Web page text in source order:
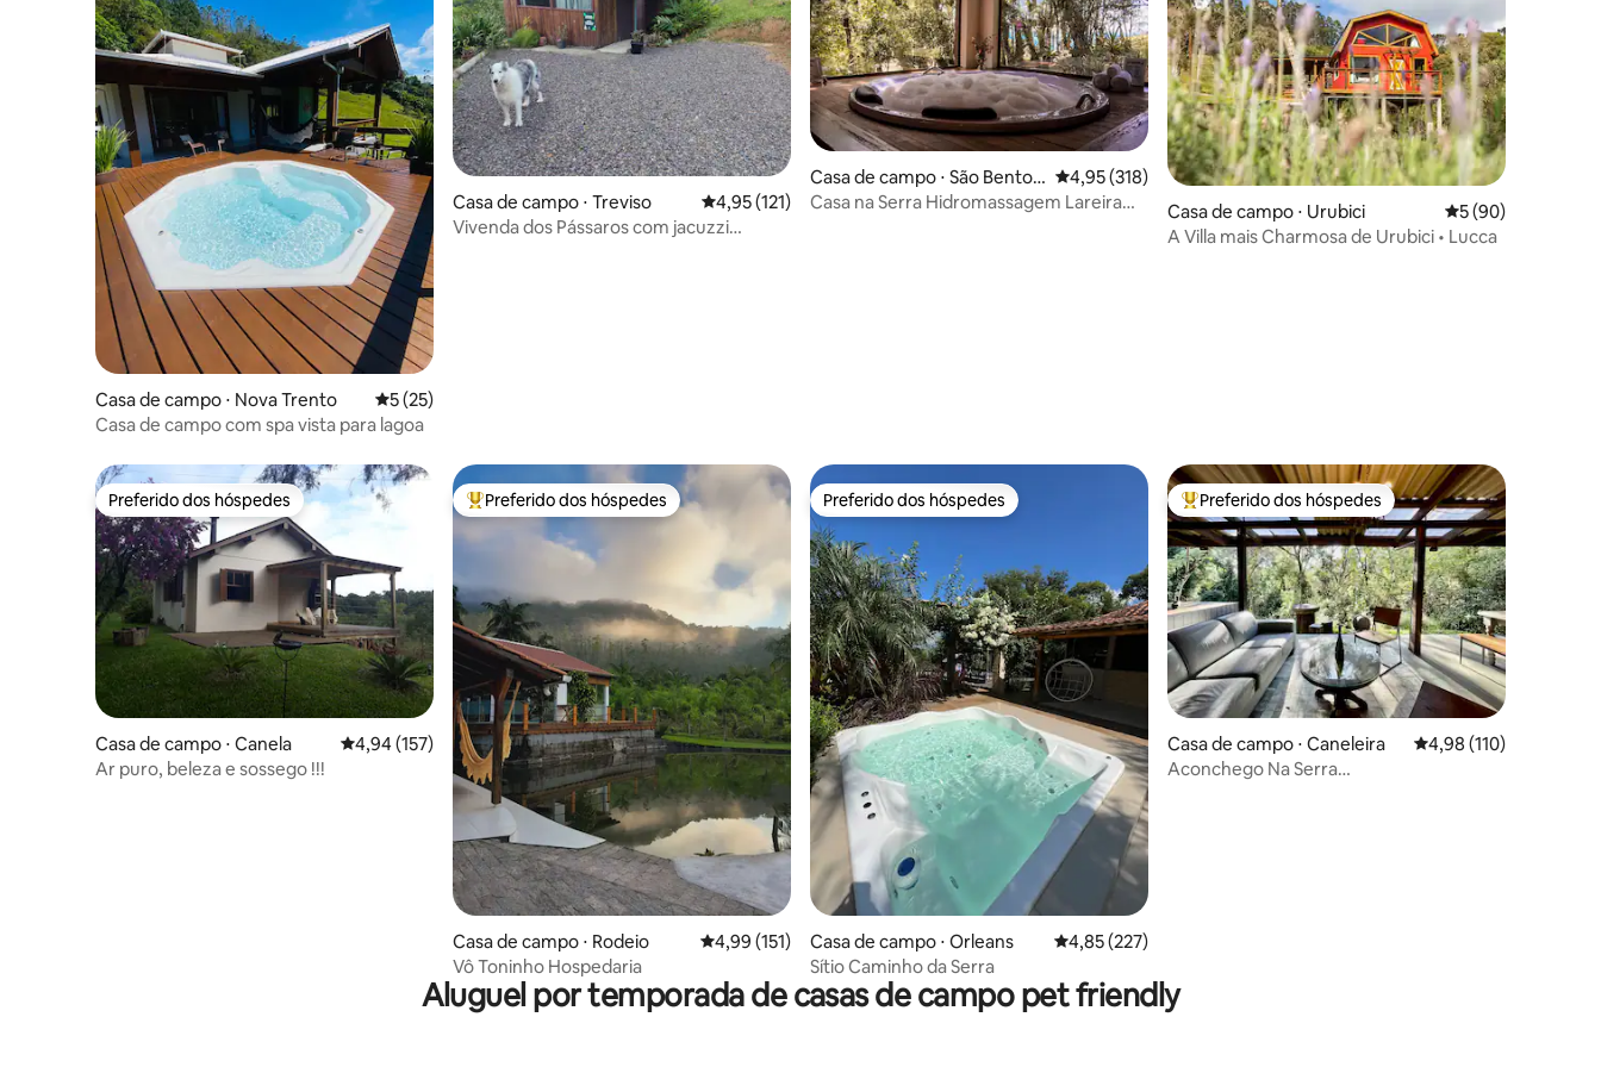
Casa de campo ⋅ Nova Trento 5 de uma avaliação média de 5, 25 avaliações
5 (25)
Casa de campo com spa vista para lagoa
Casa de campo ⋅ Treviso 4,95 de uma avaliação média de 5, 121 avaliações
4,95 (121)
Vivenda dos Pássaros com jacuzzi
Casa de campo ⋅ São Bento
do Sul
4,95 de uma avaliação média de 5, 318 avaliações
4,95 (318)
Casa na Serra Hidromassagem Lareira
Casa de campo ⋅ Urubici 5 de uma
5 (90)
A Villa mais Charmosa de Urubici • Lucca
Preferido dos hóspedes
Preferido dos hóspedes
Casa de campo ⋅ Canela 4,94 de uma avaliação média de 5, 157 avaliações
4,94 (157)
Ar puro, beleza e sossego !!!
Entre os melhores preferidos dos hóspedes
Preferido dos hóspedes
Casa de campo ⋅ Rodeio 4,99 de uma avaliação média de 5, 151 avaliações
4,99 (151)
Vô Toninho Hospedaria
Preferido dos hóspedes
Preferido dos hóspedes
Casa de campo ⋅ Orleans 4,85 de uma avaliação média de 5, 227 avaliações
4,85 (227)
Sítio Caminho da Serra
Entre os melhores preferidos dos hóspedes
Preferido dos hóspedes
Casa de campo ⋅ Caneleira 4,98 de uma avaliação
4,98 (110)
Aconchego Na Serra
Aluguel por temporada de casas de campo pet friendly